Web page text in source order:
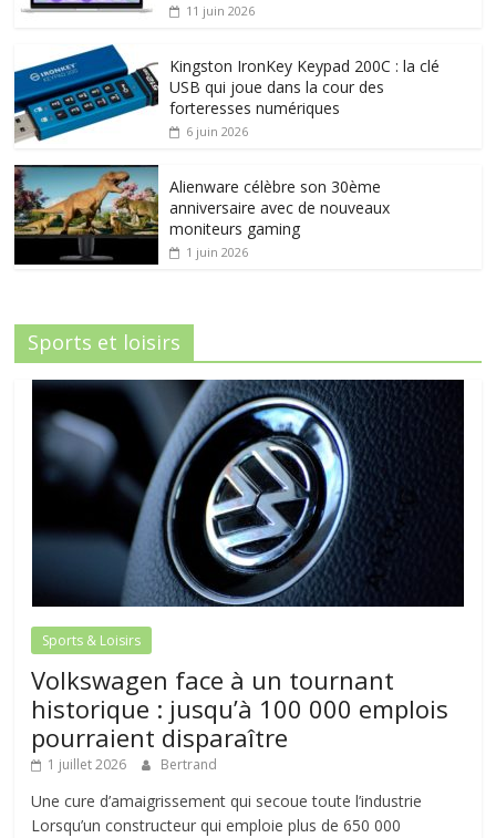
11 juin 2026
Kingston IronKey Keypad 200C : la clé
USB qui joue dans la cour des
forteresses numériques
6 juin 2026
Alienware célèbre son 30ème
anniversaire avec de nouveaux
moniteurs gaming
1 juin 2026
Sports et loisirs
Sports & Loisirs
Volkswagen face à un tournant
historique : jusqu’à 100 000 emplois
pourraient disparaître
1 juillet 2026 Bertrand
Une cure d’amaigrissement qui secoue toute l’industrie
Lorsqu’un constructeur qui emploie plus de 650 000